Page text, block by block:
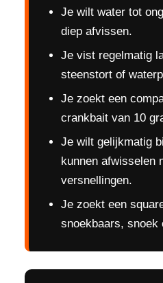
Je wilt water tot
diep afvissen.
Je vist regelmatig
steenstort of
Je zoekt een
crankbait van 10
Je wilt gelijkmatig
kunnen afwisselen
versnellingen.
Je zoekt een
snoekbaars, snoek